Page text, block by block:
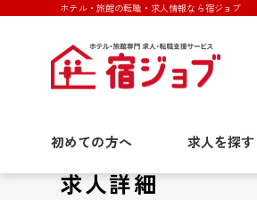
ホテル・旅館の転職・求人情報なら宿ジョブ
初めての方へ 求人を探す
求人詳細